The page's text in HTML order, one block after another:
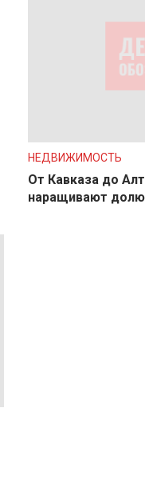
НЕДВИЖИМОСТЬ
От Кавказа до
наращивают